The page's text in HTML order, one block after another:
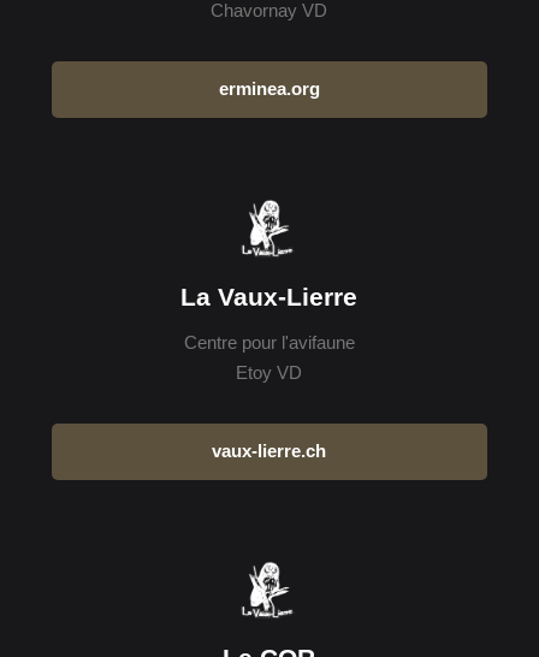
Chavornay VD
erminea.org
La Vaux-Lierre
Centre pour l'avifaune
Etoy VD
vaux-lierre.ch